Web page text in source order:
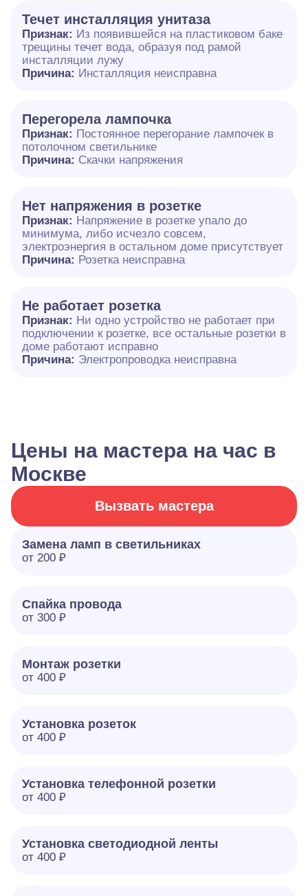
Течет инсталляция унитаза
Признак: Из появившейся на пластиковом баке
трещины течет вода, образуя под рамой
инсталляции лужу
Причина: Инсталляция неисправна
Перегорела лампочка
Признак: Постоянное перегорание лампочек в
потолочном светильнике
Причина: Скачки напряжения
Нет напряжения в розетке
Признак: Напряжение в розетке упало до
минимума, либо исчезло совсем,
электроэнергия в остальном доме присутствует
Причина: Розетка неисправна
Не работает розетка
Признак: Ни одно устройство не работает при
подключении к розетке, все остальные розетки в
доме работают исправно
Причина: Электропроводка неисправна
Цены на мастера на час в
Москве
Вызвать мастера
Замена ламп в светильниках
от 200 ₽
Спайка провода
от 300 ₽
Монтаж розетки
от 400 ₽
Установка розеток
от 400 ₽
Установка телефонной розетки
от 400 ₽
Установка светодиодной ленты
от 400 ₽